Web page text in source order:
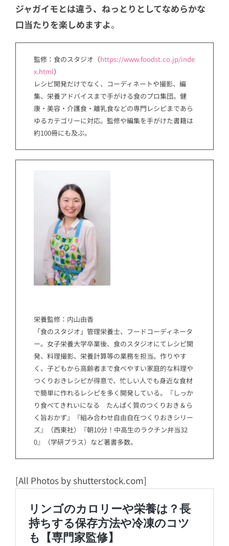
ジャガイモとは違う、ねっとりとしてなめらかな
口当たりを楽しめますよ。
監修：食のスタジオ（https://www.foodst.co.jp/inde
x.html）
レシピ開発だけでなく、コーディネートや撮影、編
集、栄養アドバイスまで手がける食のプロ集団。健
康・美容・介護食・離乳食などの専門レシピまであら
ゆるカテゴリーに対応。監修や編集を手がけた書籍は
約100冊にも及ぶ。
栄養監修：内山由香
「食のスタジオ」管理栄養士、フードコーディネータ
ー。女子栄養大学卒業後、食のスタジオにてレシピ開
発、料理撮影、栄養計算等の業務を担当。作りやす
く、子どもから高齢者まで食べやすい家庭的な料理や
つくりおきレシピが得意で、忙しい人でも身近な食材
で簡単に作れるレシピを多く開発している。『しっか
り食べてきれいになる たんぱく質のつくりおき＆ら
く旨おかず』『組み合わせ自由自在つくりおきシリー
ズ』（西東社）『朝10分！中高生のラクチン弁当32
0』（学研プラス）など著書多数。
[All Photos by shutterstock.com]